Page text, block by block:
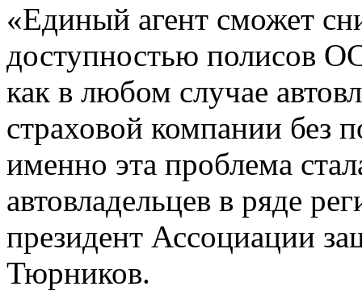
«Единый агент сможет
доступностью полисов
как в любом случае
страховой компании без
именно эта проблема
автовладельцев в ряде
президент Ассоциации
Тюрников.